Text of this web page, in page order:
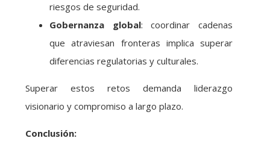
riesgos de seguridad.
Gobernanza global: coordinar cadenas
que atraviesan fronteras implica superar
diferencias regulatorias y culturales.
Superar estos retos demanda liderazgo
visionario y compromiso a largo plazo.
Conclusión: